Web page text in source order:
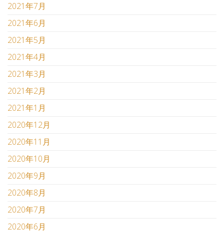
2021年7月
2021年6月
2021年5月
2021年4月
2021年3月
2021年2月
2021年1月
2020年12月
2020年11月
2020年10月
2020年9月
2020年8月
2020年7月
2020年6月